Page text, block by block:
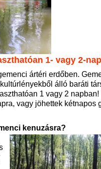
1- vagy 2-
ártéri erdőben.
álló baráti
1 vagy 2 napban!
vagy jöhettek kétnapos
kenuzásra?